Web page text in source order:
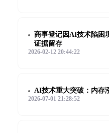
商事登记因AI技术陷困
证据留存
2026-02-12 20:44:22
AI技术重大突破：内存
2026-07-01 21:28:52